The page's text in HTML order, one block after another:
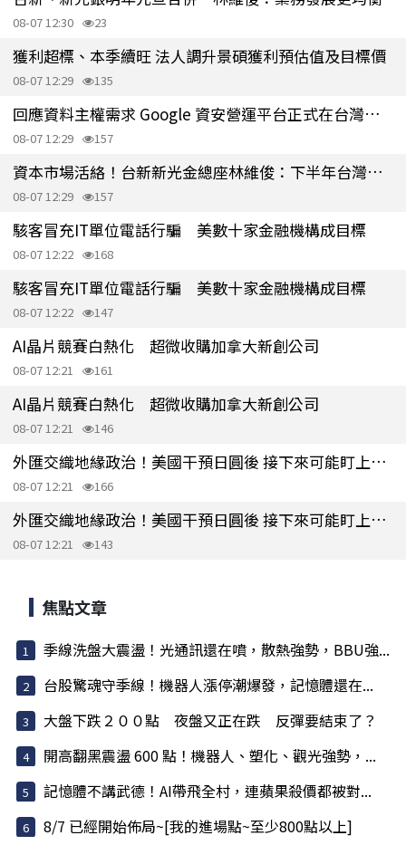
08-07 12:30 23
獲利超標、本季續旺 法人調升景碩獲利預估值及目標價
08-07 12:29 135
回應資料主權需求 Google 資安營運平台正式在台灣啟用
08-07 12:29 157
資本市場活絡！台新新光金總座林維俊：下半年台灣經濟展望樂觀
08-07 12:29 157
駭客冒充IT單位電話行騙 美數十家金融機構成目標
08-07 12:22 168
駭客冒充IT單位電話行騙 美數十家金融機構成目標
08-07 12:22 147
AI晶片競賽白熱化 超微收購加拿大新創公司
08-07 12:21 161
AI晶片競賽白熱化 超微收購加拿大新創公司
08-07 12:21 146
外匯交織地緣政治！美國干預日圓後 接下來可能盯上這些亞幣
08-07 12:21 166
外匯交織地緣政治！美國干預日圓後 接下來可能盯上這些亞幣
08-07 12:21 143
焦點文章
季線洗盤大震盪！光通訊還在噴，散熱強勢，BBU強...
台股驚魂守季線！機器人漲停潮爆發，記憶體還在...
大盤下跌２００點 夜盤又正在跌 反彈要結束了？
開高翻黑震盪 600 點！機器人、塑化、觀光強勢，...
記憶體不講武德！AI帶飛全村，連蘋果殺價都被對...
8/7 已經開始佈局~[我的進場點~至少800點以上]